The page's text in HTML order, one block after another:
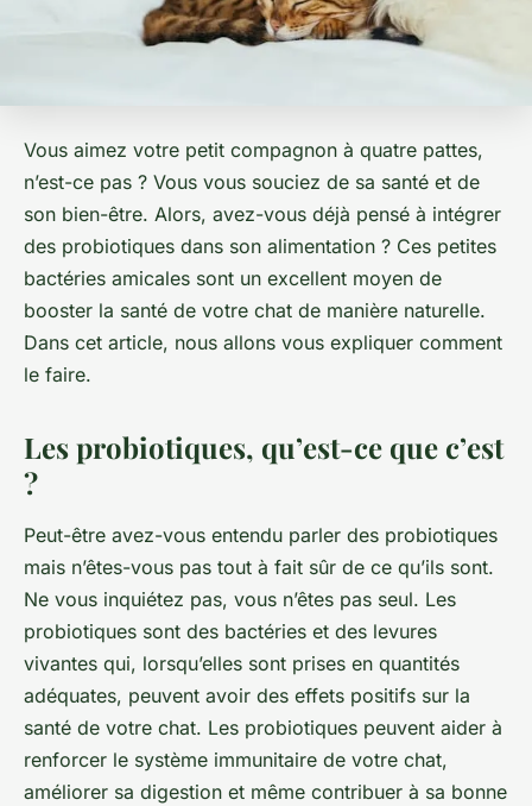
Vous aimez votre petit compagnon à quatre pattes,
n’est-ce pas ? Vous vous souciez de sa santé et de
son bien-être. Alors, avez-vous déjà pensé à intégrer
des probiotiques dans son alimentation ? Ces petites
bactéries amicales sont un excellent moyen de
booster la santé de votre chat de manière naturelle.
Dans cet article, nous allons vous expliquer comment
le faire.
Les probiotiques, qu’est-ce que c’est
?
Peut-être avez-vous entendu parler des probiotiques
mais n’êtes-vous pas tout à fait sûr de ce qu’ils sont.
Ne vous inquiétez pas, vous n’êtes pas seul. Les
probiotiques sont des bactéries et des levures
vivantes qui, lorsqu’elles sont prises en quantités
adéquates, peuvent avoir des effets positifs sur la
santé de votre chat. Les probiotiques peuvent aider à
renforcer le système immunitaire de votre chat,
améliorer sa digestion et même contribuer à sa bonne